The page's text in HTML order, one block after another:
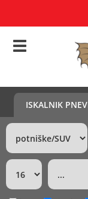
ISKALNIK